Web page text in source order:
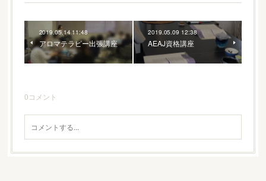
2019.05.14 11:48
アロマテラピー出張講座
2019.05.09 12:38
AEAJ資格講座
0コメント